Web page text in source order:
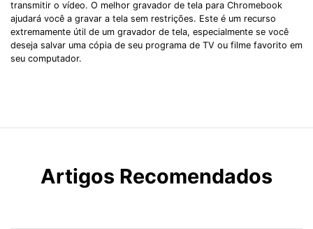
transmitir o vídeo. O melhor gravador de tela para Chromebook
ajudará você a gravar a tela sem restrições. Este é um recurso
extremamente útil de um gravador de tela, especialmente se você
deseja salvar uma cópia de seu programa de TV ou filme favorito em
seu computador.
Artigos Recomendados